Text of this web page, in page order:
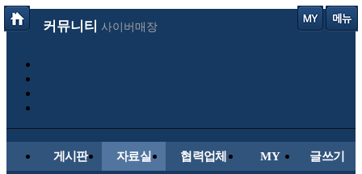
커뮤니티 사이버매장
게시판 자료실 협력업체 MY 글쓰기